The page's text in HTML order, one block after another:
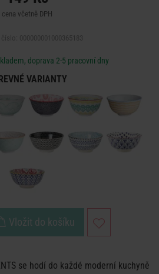
cena včetně DPH
doprava 2-5 pracovní dny
VARIANTY
Vložit do košíku
se hodí do každé moderní kuchyně